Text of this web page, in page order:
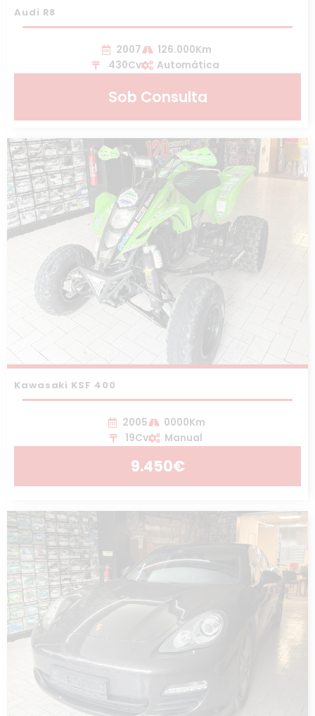
Audi R8
2007
126.000Km
430Cv
Automática
Sob Consulta
Kawasaki KSF 400
2005
0000Km
19Cv
Manual
9.450€